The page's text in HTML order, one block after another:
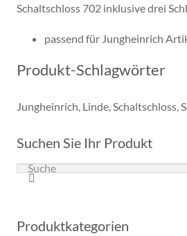
Schaltschloss 702 inklusive drei
passend für Jungheinrich
Produkt-Schlagwörter
Jungheinrich, Linde,Schaltschloss,
Suchen Sie Ihr Produkt
Produktkategorien